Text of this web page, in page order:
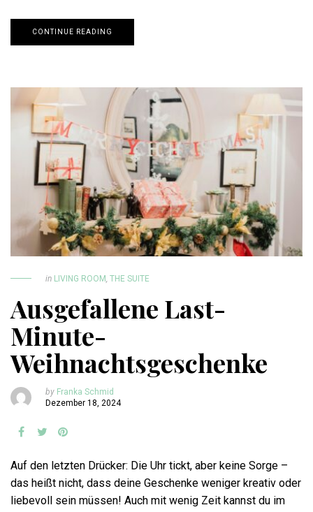
CONTINUE READING
in LIVING ROOM, THE SUITE
Ausgefallene Last-
Minute-
Weihnachtsgeschenke
by Franka Schmid
Dezember 18, 2024
Auf den letzten Drücker: Die Uhr tickt, aber keine Sorge –
das heißt nicht, dass deine Geschenke weniger kreativ oder
liebevoll sein müssen! Auch mit wenig Zeit kannst du im